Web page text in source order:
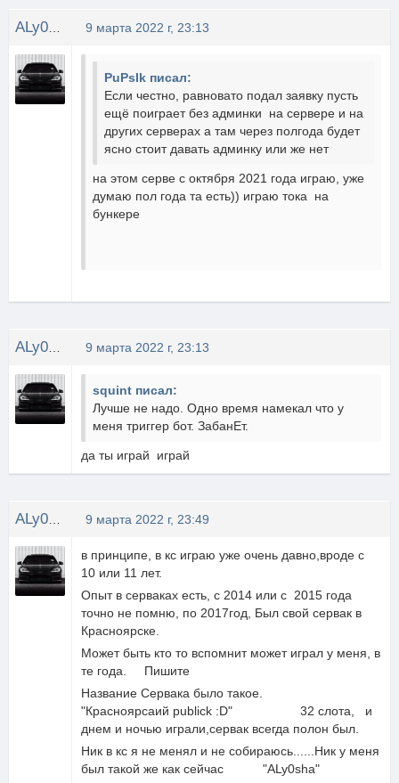
9 марта 2022 г, 23:13
PuPsIk писал:
Если честно, равновато подал заявку пусть
ещё поиграет без админки на сервере и на
других серверах а там через полгода будет
ясно стоит давать админку или же нет
на этом серве с октября 2021 года играю, уже
думаю пол года та есть)) играю тока на
бункере
9 марта 2022 г, 23:13
squint писал:
Лучше не надо. Одно время намекал что у
меня триггер бот. ЗабанЕт.
да ты играй играй
9 марта 2022 г, 23:49
в принципе, в кс играю уже очень давно,вроде с
10 или 11 лет.
Опыт в серваках есть, с 2014 или с 2015 года
точно не помню, по 2017год, Был свой сервак в
Красноярске.
Может быть кто то вспомнит может играл у меня, в
те года. Пишите
Название Сервака было такое.
"Красноярсаий publick :D" 32 слота, и
днем и ночью играли,сервак всегда полон был.
Ник в кс я не менял и не собираюсь......Ник у меня
был такой же как сейчас "ALy0sha"